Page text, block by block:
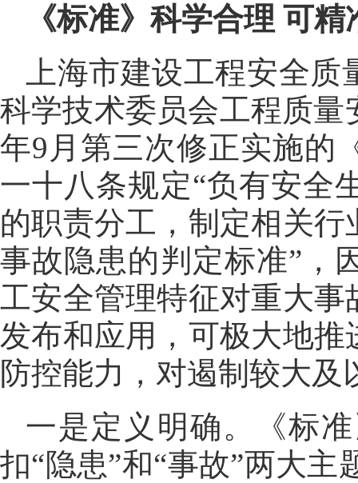
《标准》科学合理 可
上海市建设工程安全
科学技术委员会工程质量
年9月第三次修正实施的
一十八条规定“负有安全
的职责分工，制定相关
事故隐患的判定标准”，
工安全管理特征对重大
发布和应用，可极大地
防控能力，对遏制较大
一是定义明确。《标
扣“隐患”和“事故”两大主